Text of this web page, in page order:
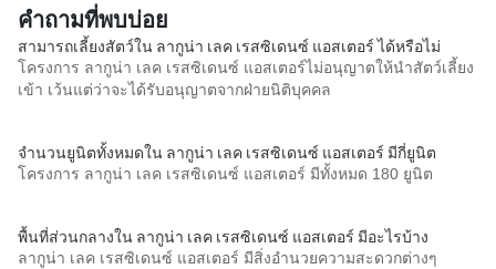
คำถามที่พบบ่อย
สามารถเลี้ยงสัตว์ใน ลากูน่า เลค เรสซิเดนซ์ แอสเตอร์ ได้หรือไม่
โครงการ ลากูน่า เลค เรสซิเดนซ์ แอสเตอร์ไม่อนุญาตให้นำสัตว์เลี้ยง
เข้า เว้นแต่ว่าจะได้รับอนุญาตจากฝ่ายนิติบุคคล
จำนวนยูนิตทั้งหมดใน ลากูน่า เลค เรสซิเดนซ์ แอสเตอร์ มีกี่ยูนิต
โครงการ ลากูน่า เลค เรสซิเดนซ์ แอสเตอร์ มีทั้งหมด 180 ยูนิต
พื้นที่ส่วนกลางใน ลากูน่า เลค เรสซิเดนซ์ แอสเตอร์ มีอะไรบ้าง
ลากูน่า เลค เรสซิเดนซ์ แอสเตอร์ มีสิ่งอำนวยความสะดวกต่างๆ